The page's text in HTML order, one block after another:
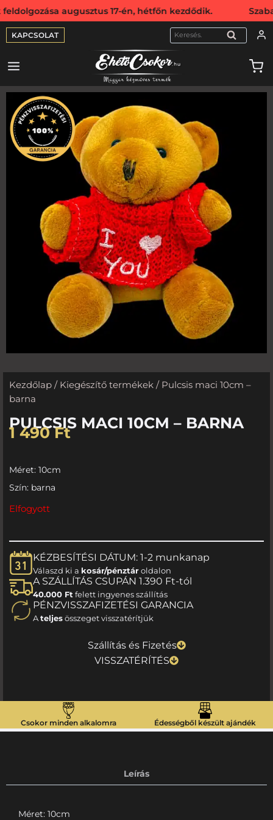
augusztus 17-én, hétfőn kezdődik.
KAPCSOLAT KERESÉS
Kezdőlap / Kiegészítő termékek / Pulcsis maci 10cm –
barna
PULCSIS MACI 10CM – BARNA
1 490Ft
Méret: 10cm
Szín: barna
Elfogyott
KÉZBESÍTÉSI DÁTUM: 1-2 munkanap
Válaszd ki a kosár/pénztároldalon
A SZÁLLÍTÁS CSUPÁN 1.390 Ft-tól
40.000 Ft felett ingyenes szállítás
PÉNZVISSZAFIZETÉSI GARANCIA
Ateljesösszeget visszatérítjük
Szállítás és Fizetés
VISSZATÉRÍTÉS
Csokor minden alkalomra Édességből készült ajándék
Leírás
Méret: 10cm